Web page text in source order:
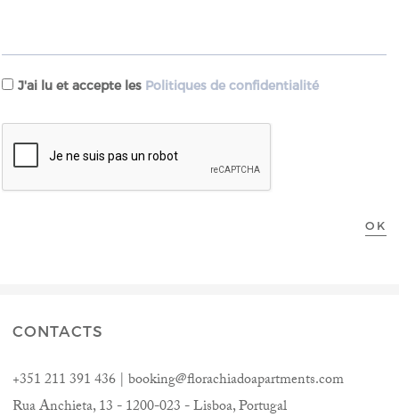
J'ai lu et accepte les Politiques de confidentialité
CONTACTS
+351 211 391 436 | booking@florachiadoapartments.com
Rua Anchieta, 13 - 1200-023 - Lisboa, Portugal